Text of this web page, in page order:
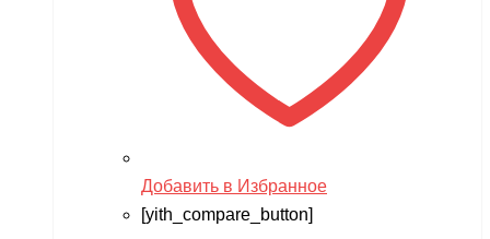
Добавить в Избранное
[yith_compare_button]